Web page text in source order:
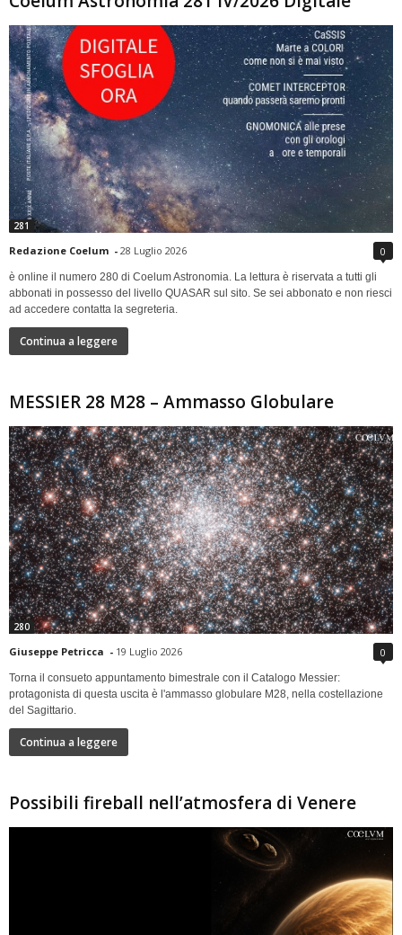
281
Redazione Coelum - 28 Luglio 2026 0
è online il numero 280 di Coelum Astronomia. La lettura è riservata a tutti gli
abbonati in possesso del livello QUASAR sul sito. Se sei abbonato e non riesci
ad accedere contatta la segreteria.
Continua a leggere
MESSIER 28 M28 – Ammasso Globulare
280
Giuseppe Petricca - 19 Luglio 2026 0
Torna il consueto appuntamento bimestrale con il Catalogo Messier:
protagonista di questa uscita è l'ammasso globulare M28, nella costellazione
del Sagittario.
Continua a leggere
Possibili fireball nell’atmosfera di Venere